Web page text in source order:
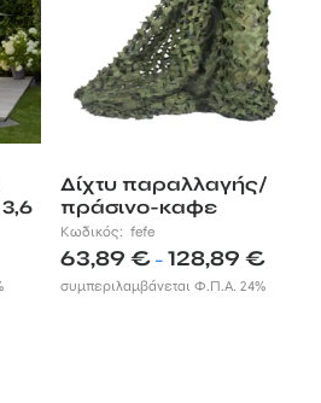
Δίχτυ παραλλαγής/
πράσινο-καφε
Κωδικός:fefe
63,89€ – 128,89€
συμπεριλαμβάνεται Φ.Π.Α. 24%